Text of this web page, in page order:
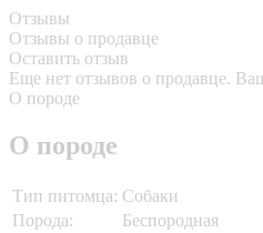
Отзывы
Отзывы о продавце
Оставить отзыв
Еще нет отзывов о продавце.
О породе
О породе
Тип питомца: Собаки
Порода:
Беспородная